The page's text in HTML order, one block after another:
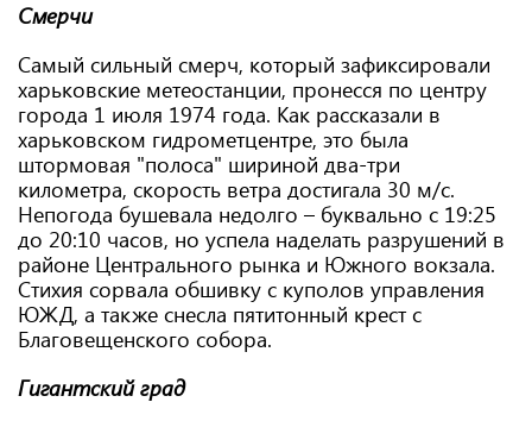
Смерчи
Самый сильный смерч, который зафиксировали
харьковские метеостанции, пронесся по центру
города 1 июля 1974 года. Как рассказали в
харьковском гидрометцентре, это была
штормовая "полоса" шириной два-три
километра, скорость ветра достигала 30 м/с.
Непогода бушевала недолго – буквально с 19:25
до 20:10 часов, но успела наделать разрушений в
районе Центрального рынка и Южного вокзала.
Стихия сорвала обшивку с куполов управления
ЮЖД, а также снесла пятитонный крест с
Благовещенского собора.
Гигантский град